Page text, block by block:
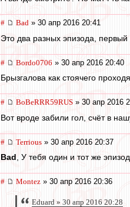
# Bad » 30 апр 2016 20:41
Это два разных эпизода,
# Bordo0706 » 30 апр 2016 20:40
Брызгалова как стоячего
# BoBeRRR59RUS » 30 апр 2016
Вот вроде забили гол, счёт в
# Terrious » 30 апр 2016 20:37
Bad, У тебя один и тот же
# Montez » 30 апр 2016 20:36
Eduard » 30 апр 2016 20:28